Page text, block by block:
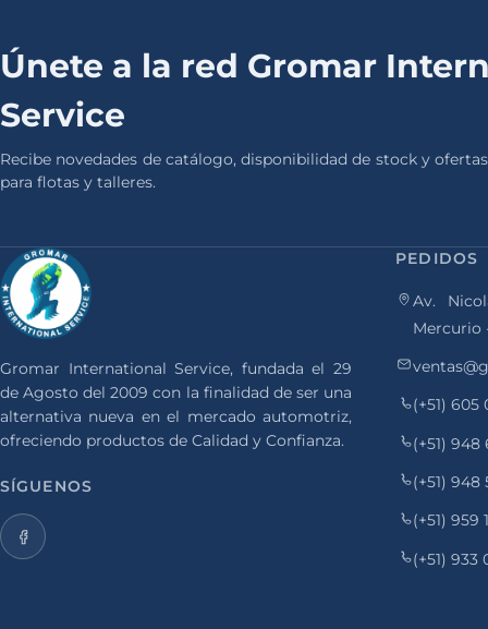
Únete a la red Gromar
Service
Recibe novedades de catálogo, disponibilidad de stock y ofertas
para flotas y talleres.
Gromar International Service, fundada el 29
de Agosto del 2009 con la finalidad de ser una
alternativa nueva en el mercado automotriz,
ofreciendo productos de Calidad y Confianza.
SÍGUENOS
PEDIDOS
Av.
Mercurio
(+51) 605
(+51) 948
(+51) 948
(+51) 959
(+51) 933